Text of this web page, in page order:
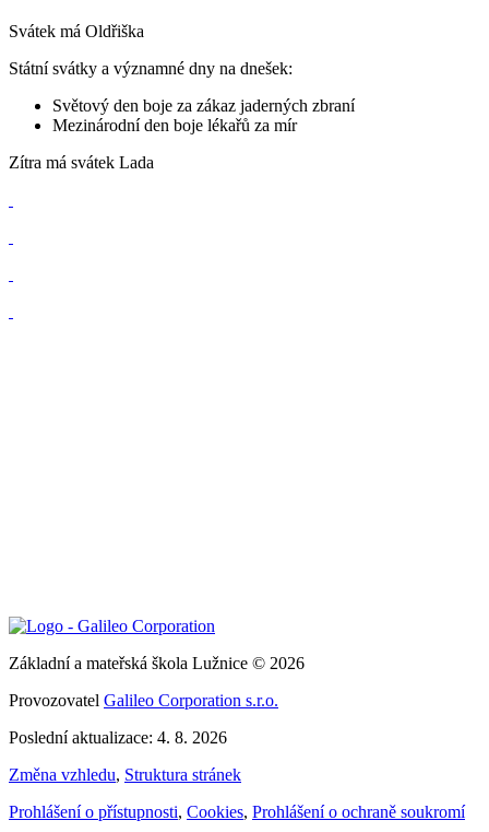
Svátek má Oldřiška
Státní svátky a významné dny na dnešek:
Světový den boje za zákaz jaderných zbraní
Mezinárodní den boje lékařů za mír
Zítra má svátek Lada
Základní a mateřská škola Lužnice © 2026
Provozovatel Galileo Corporation s.r.o.
Poslední aktualizace: 4. 8. 2026
Změna vzhledu, Struktura stránek
Prohlášení o přístupnosti, Cookies, Prohlášení o ochraně soukromí